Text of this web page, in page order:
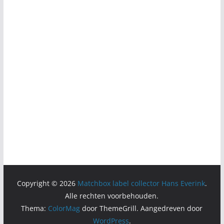
Copyright © 2026 Matchbox label collector Hans Everink.
Alle rechten voorbehouden.
Thema: ColorMag door ThemeGrill. Aangedreven door
WordPress.